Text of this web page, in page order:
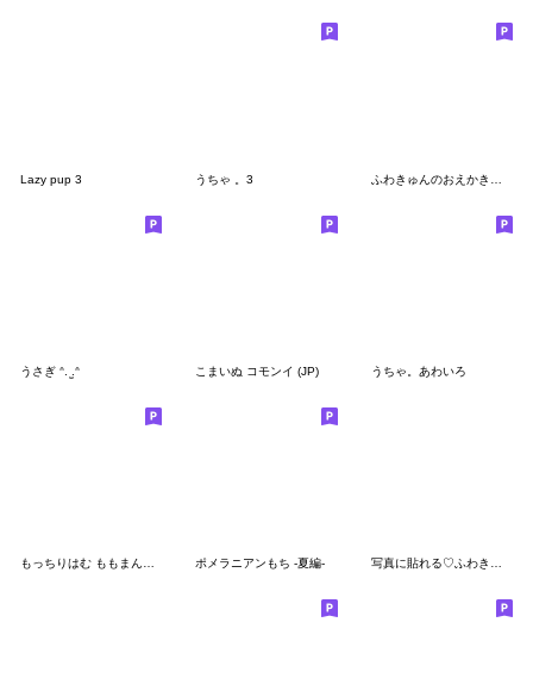
Lazy pup 3 うちゃ 。3
うさぎ ᐢ. ̫.ᐢ こまいぬ コモンイ (JP) うちゃ。あわいろ
もっちりはむ ももまん（ふんわりピンク） ポメラニアンもち -夏編- 写真に貼れる♡ふわきゅんのおえかき